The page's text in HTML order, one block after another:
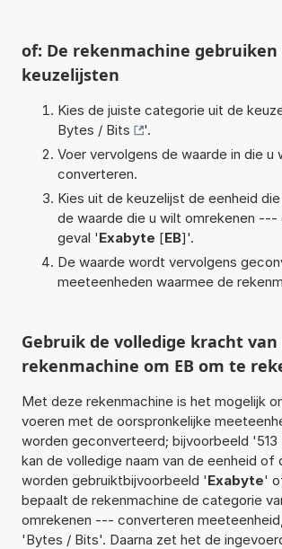
of: De rekenmachine
keuzelijsten
Kies de juiste categorie uit de
Bytes / Bits
'.
Voer vervolgens de waarde in die
converteren.
Kies uit de keuzelijst de eenheid
de waarde die u wilt omrekenen ---
geval 'Exabyte [EB]'.
De waarde wordt vervolgens
meeteenheden waarmee de
Gebruik de volledige kracht van
rekenmachine om EB om te
Met deze rekenmachine is het mogelijk
voeren met de oorspronkelijke
worden geconverteerd; bijvoorbeeld '513
kan de volledige naam van de eenheid of
worden gebruiktbijvoorbeeld 'Exabyte'
bepaalt de rekenmachine de categorie
omrekenen --- converteren
'Bytes / Bits'. Daarna zet het de